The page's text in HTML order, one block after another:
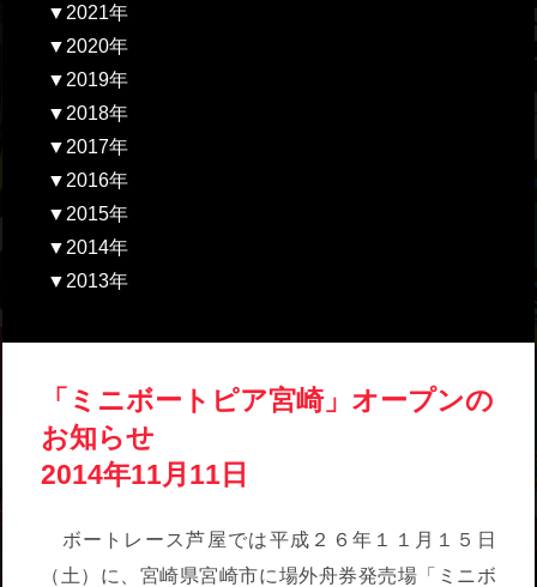
▼2021年
▼2020年
▼2019年
▼2018年
▼2017年
▼2016年
▼2015年
▼2014年
▼2013年
「ミニボートピア宮崎」オープンの
お知らせ
2014年11月11日
ボートレース芦屋では平成２６年１１月１５日
（土）に、宮崎県宮崎市に場外舟券発売場「ミニボ